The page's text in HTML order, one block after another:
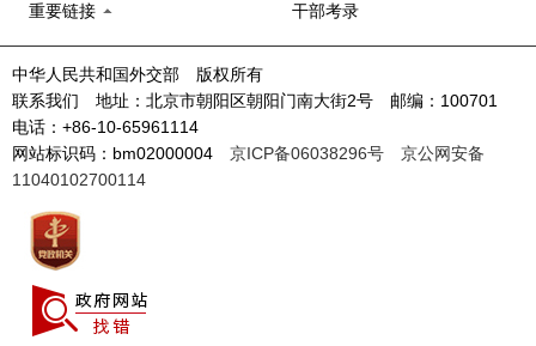
重要链接 干部考录
中华人民共和国外交部 版权所有
联系我们 地址：北京市朝阳区朝阳门南大街2号 邮编：100701
电话：+86-10-65961114
网站标识码：bm02000004 京ICP备06038296号
京公网安备
11040102700114